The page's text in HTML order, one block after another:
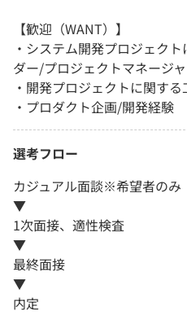
【歓迎（WANT）】
・システム開発プロジェク
ダー/プロジェクトマネージ
・開発プロジェクトに関す
・プロダクト企画/開発経験
選考フロー
カジュアル面談※希望者のみ
▼
1次面接、適性検査
▼
最終面接
▼
内定